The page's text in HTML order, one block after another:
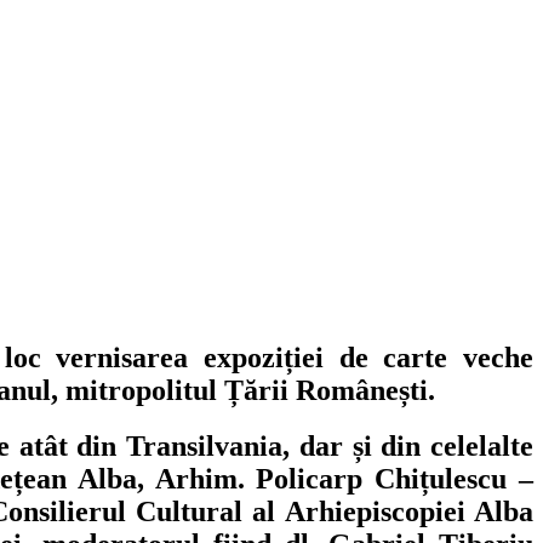
vernisarea expoziției de carte veche
mitropolitul Țării Românești.
atât din Transilvania, dar și din celelalte
Alba, Arhim. Policarp Chițulescu –
Cultural al Arhiepiscopiei Alba